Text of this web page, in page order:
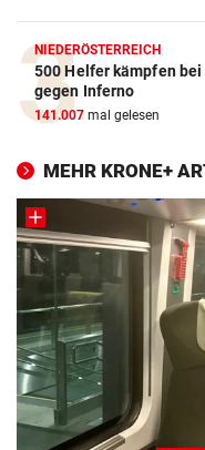
NIEDERÖSTERREICH
500 Helfer kämpfen
gegen Inferno
141.007 mal gelesen
MEHR KRONE+